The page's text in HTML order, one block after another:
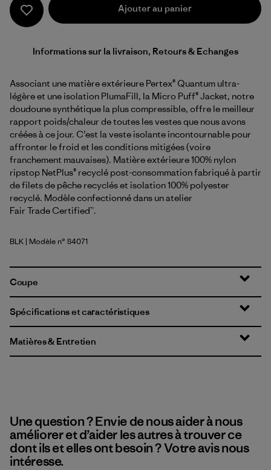
Ajouter au panier
Informations sur la livraison, Retours & Echanges
Associant une matière extérieure Pertex® Quantum ultra-
légère et une isolation PlumaFill, la Micro Puff® Jacket, notre
doudoune synthétique la plus compressible, offre le meilleur
rapport poids/chaleur de toutes les vestes que nous avons
créées à ce jour. C’est la veste isolante incontournable pour
affronter le froid et les conditions mitigées (voire
franchement mauvaises). Matière extérieure 100% nylon
ripstop NetPlus® recyclé post-consommation fabriqué à partir
de filets de pêche recyclés et isolation 100% polyester
recyclé. Modèle confectionné dans un atelier
Fair Trade Certified™.
Black
BLK | Modèle n° 84071
Coupe
Spécifications et caractéristiques
Matières & Entretien
Une question ? Envie de nous aider à nous
améliorer et d’aider les autres à trouver ce
dont ils et elles ont besoin ? Votre avis nous
intéresse.